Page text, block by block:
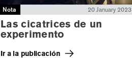
Nota 20 January 2023
Las cicatrices de un
experimento
Ir a la publicación